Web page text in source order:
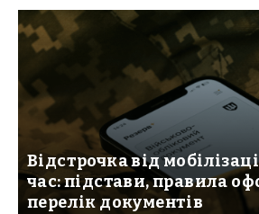
Відстрочка від
час: підстави, правила
перелік документів